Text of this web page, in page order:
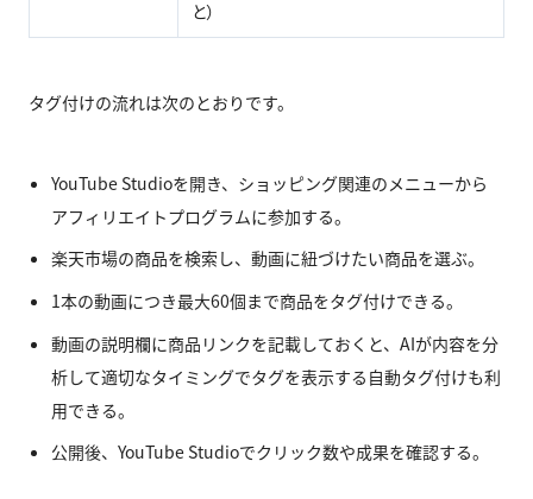
と）
タグ付けの流れは次のとおりです。
YouTube Studioを開き、ショッピング関連のメニューから
アフィリエイトプログラムに参加する。
楽天市場の商品を検索し、動画に紐づけたい商品を選ぶ。
1本の動画につき最大60個まで商品をタグ付けできる。
動画の説明欄に商品リンクを記載しておくと、AIが内容を分
析して適切なタイミングでタグを表示する自動タグ付けも利
用できる。
公開後、YouTube Studioでクリック数や成果を確認する。